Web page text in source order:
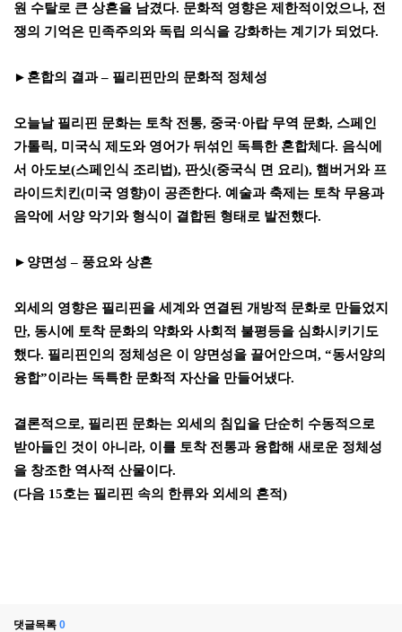
원 수탈로 큰 상흔을 남겼다. 문화적 영향은 제한적이었으나, 전
쟁의 기억은 민족주의와 독립 의식을 강화하는 계기가 되었다.
► 혼합의 결과– 필리핀만의 문화적 정체성
오늘날 필리핀 문화는 토착 전통, 중국·아랍 무역 문화, 스페인
가톨릭, 미국식 제도와 영어가 뒤섞인 독특한 혼합체다. 음식에
서 아도보(스페인식 조리법), 판싯(중국식 면 요리 ), 햄버거와 프
라이드치킨(미국 영향)이 공존한다. 예술과 축제는 토착 무용과
음악에 서양 악기와 형식이 결합된 형태로 발전했다.
► 양면성– 풍요와 상흔
외세의 영향은 필리핀을 세계와 연결된 개방적 문화로 만들었지
만, 동시에 토착 문화의 약화와 사회적 불평등을 심화시키기도
했다. 필리핀인의 정체성은 이 양면성을 끌어안으며, “동서양의
융합”이라는 독특한 문화적 자산을 만들어냈다.
결론적으로, 필리핀 문화는 외세의 침입을 단순히 수동적으로
받아들인 것이 아니라, 이를 토착 전통과 융합해 새로운 정체성
을 창조한 역사적 산물이다.
(다음 15호는 필리핀 속의 한류와 외세의 흔적)
댓글목록 0